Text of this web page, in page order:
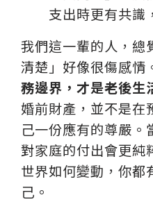
支出時更有共識
我們這一輩的人，總
清楚」好像很傷感情
務邊界，才是老後生
婚前財產，並不是在
己一份應有的尊嚴
對家庭的付出會更純
世界如何變動，你都
己。